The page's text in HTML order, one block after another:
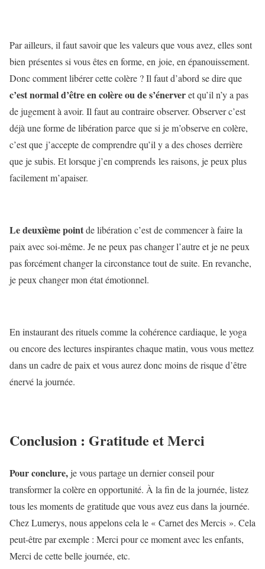
Par ailleurs, il faut savoir que les valeurs que vous avez, elles sont
bien présentes si vous êtes en forme, en joie, en épanouissement.
Donc comment libérer cette colère ? Il faut d’abord se dire que
c’est normal d’être en colère ou de s’énerveret qu’il n’y a pas
de jugement à avoir. Il faut au contraire observer. Observer c’est
déjà une forme de libération parce que si je m’observe en colère,
c’est que j’accepte de comprendre qu’il y a des choses derrière
que je subis. Et lorsque j’en comprends les raisons, je peux plus
facilement m’apaiser.
Le deuxième pointde libération c’est de commencer à faire la
paix avec soi-même. Je ne peux pas changer l’autre et je ne peux
pas forcément changer la circonstance tout de suite. En revanche,
je peux changer mon état émotionnel.
En instaurant des rituels comme la cohérence cardiaque, le yoga
ou encore des lectures inspirantes chaque matin, vous vous mettez
dans un cadre de paix et vous aurez donc moins de risque d’être
énervé la journée.
Conclusion : Gratitude et Merci
Pour conclure,je vous partage un dernier conseil pour
transformer la colère en opportunité. À la fin de la journée, listez
tous les moments de gratitude que vous avez eus dans la journée.
Chez Lumerys, nous appelons cela le « Carnet des Mercis ». Cela
peut-être par exemple : Merci pour ce moment avec les enfants,
Merci de cette belle journée, etc.